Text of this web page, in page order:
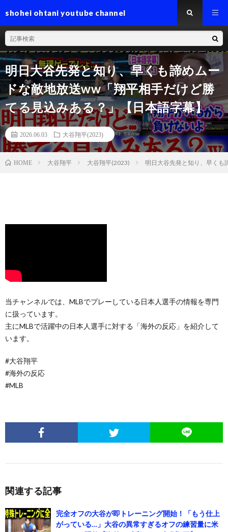
shohei ohtani youtube channel
明日大谷先発と知り、早くも諦めムー
ドな敵地放送ww「翔平相手だけど勝
てる見込みある？」【日本語字幕】
2026.06.03 大谷翔平(2023)
HOME 大谷翔平 大谷翔平(2023) 明日大谷先発と知り、早くも
当チャンネルでは、MLBでプレーしている日本人選手の情報を専門
に扱っています。
主にMLBで活躍中の日本人選手に対する「海外の反応」を紹介して
います。
#大谷翔平
#海外の反応
#MLB
関連する記事
完全オフの大谷が即トレーニング開始！「もう仕上
がっている…」大谷の異常すぎるオフの練習量に米